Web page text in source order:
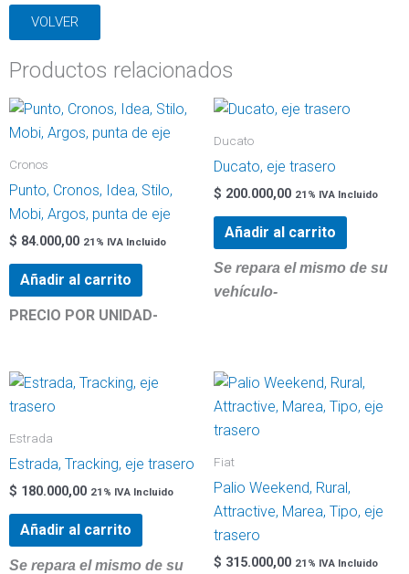
Uno
eje
trasero
cantidad
VOLVER
Productos relacionados
Cronos
Punto, Cronos, Idea, Stilo,
Mobi, Argos, punta de eje
$ 84.000,00 21% IVA Incluido
Añadir al carrito
PRECIO POR UNIDAD-
Ducato
Ducato, eje trasero
$ 200.000,00 21% IVA Incluido
Añadir al carrito
Se repara el mismo de su
vehículo-
Estrada
Estrada, Tracking, eje trasero
$ 180.000,00 21% IVA Incluido
Añadir al carrito
Se repara el mismo de su
Fiat
Palio Weekend, Rural,
Attractive, Marea, Tipo, eje
trasero
$ 315.000,00 21% IVA Incluido